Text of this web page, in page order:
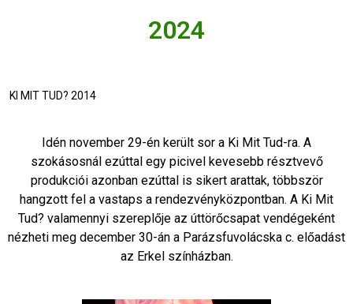
2024
KI MIT TUD? 2014
Idén november 29-én került sor a Ki Mit Tud-ra. A
szokásosnál ezúttal egy picivel kevesebb résztvevő
produkciói azonban ezúttal is sikert arattak, többször
hangzott fel a vastaps a rendezvényközpontban. A Ki Mit
Tud? valamennyi szereplője az úttörőcsapat vendégeként
nézheti meg december 30-án a Parázsfuvolácska c. előadást
az Erkel színházban.